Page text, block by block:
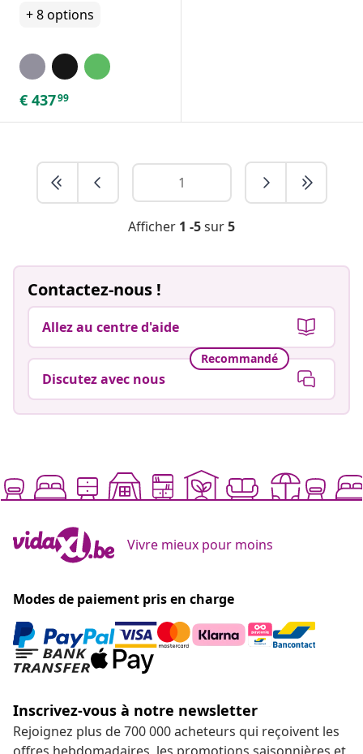
+8options
€ 43799
Afficher 1 -5sur5
Contactez-nous !
Allez au centre d'aide
Recommandé
Discutez avec nous
Vivre mieux pour moins
Modes de paiement pris en charge
Inscrivez-vous à notre newsletter
Rejoignez plus de 700 000 acheteurs qui reçoivent les